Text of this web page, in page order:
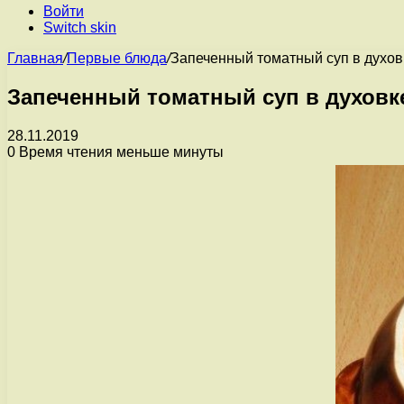
Войти
Switch skin
Главная/Первые блюда/Запеченный томатный суп в
Запеченный томатный суп в
28.11.2019
0 Время чтения меньше минуты